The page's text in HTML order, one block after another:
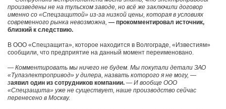
произведены не на тульском заводе, но всё же заключили договор
именно со «Спецзащитой» из-за низкой цены, которая в условиях
современного рынка невозможна, — прокомментировал источник,
близкий к следствию.
В ООО «Спецзащита», которое находится в Волгограде, «Известиям»
сообщили, что предприятие на данный момент переименовано.
— Комментировать мы ничего не будем. Мы покупали детали ЗАО
«Тулаэлектропривод» у дилера, назвать которого я не могу, —
заявил один из сотрудников компании. — И вообще ООО
«Спецзащита» уже не существует, наше производство сейчас
перенесено в Москву.